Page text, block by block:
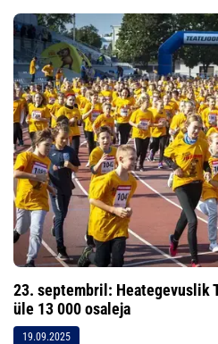
23. septembril: Heategevuslik
üle 13 000 osaleja
19.09.2025